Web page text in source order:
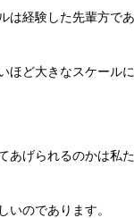
は経験した先輩方で
ほど大きなスケール
あげられるのかは私
いのであります。